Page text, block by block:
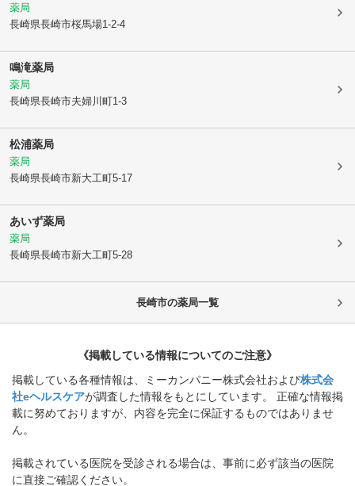
薬局
長崎県長崎市桜馬場1-2-4
鳴滝薬局
薬局
長崎県長崎市夫婦川町1-3
松浦薬局
薬局
長崎県長崎市新大工町5-17
あいず薬局
薬局
長崎県長崎市新大工町5-28
長崎市の薬局一覧
《掲載している情報についてのご注意》
掲載している各種情報は、ミーカンパニー株式会社および株式会
社eヘルスケアが調査した情報をもとにしています。 正確な情報掲
載に努めておりますが、内容を完全に保証するものではありませ
ん。
掲載されている医院を受診される場合は、事前に必ず該当の医院
に直接ご確認ください。